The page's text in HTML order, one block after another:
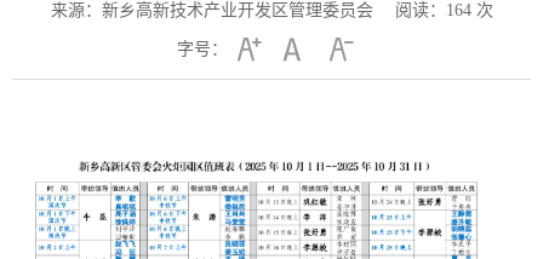
来源：新乡高新技术产业开发区管理委员会 阅读： 164次
字号：